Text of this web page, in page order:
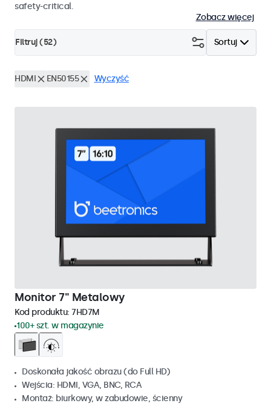
safety-critical.
Zobacz więcej
Sortuj
Filtruj (52)
HDMI EN50155 Wyczyść
Monitor 7" Metalowy
Kod produktu: 7HD7M
100+ szt. w magazynie
Doskonała jakość obrazu (do Full HD)
Wejścia: HDMI, VGA, BNC, RCA
Montaż: biurkowy, w zabudowie, ścienny